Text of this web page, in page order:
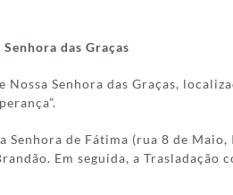
das Graças
Nossa Senhora das Graças,
Senhora de Fátima (rua 8 de
Em seguida, a Trasladação